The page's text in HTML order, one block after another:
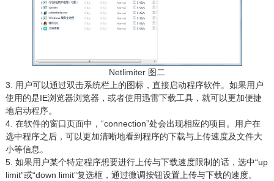
Netlimiter 图二
3. 用户可以通过双击系统栏上的图标，直接启动程序软件。如果用户
使用的是IE浏览器浏览器，或者使用迅雷下载工具，就可以更加便捷
地启动程序。
4. 在软件的窗口页面中，“connection”处会出现相应的项目。用户在
选中程序之后，可以更加清晰地看到程序的下载与上传速度及文件大
小等信息。
5. 如果用户某个特定程序想要进行上传与下载速度限制的话，选中“up
limit”或“down limit”复选框，通过微调按钮设置上传与下载的速度。